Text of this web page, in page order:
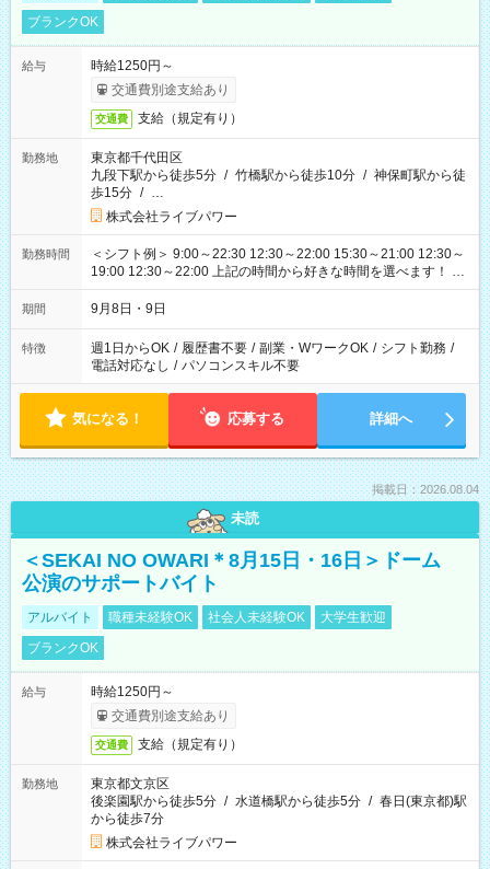
ブランクOK
給与
時給1250円～
交通費別途支給あり
交通費 支給（規定有り）
勤務地
東京都千代田区
九段下駅から徒歩5分 / 竹橋駅から徒歩10分 / 神保町駅から徒
歩15分 / …
株式会社ライブパワー
勤務時間
＜シフト例＞ 9:00～22:30 12:30～22:00 15:30～21:00 12:30～
19:00 12:30～22:00 上記の時間から好きな時間を選べます！ ※
時間は変更となる可能性があります
期間 9月8日・9日
特徴 週1日からOK / 履歴書不要 / 副業・WワークOK / シフト勤務 /
電話対応なし / パソコンスキル不要
気になる！ 応募する 詳細へ
掲載日：2026.08.04
未読
＜SEKAI NO OWARI＊8月15日・16日＞ドーム
公演のサポートバイト
アルバイト 職種未経験OK 社会人未経験OK
大学生歓迎
ブランクOK
給与
時給1250円～
交通費別途支給あり
交通費 支給（規定有り）
勤務地
東京都文京区
後楽園駅から徒歩5分 / 水道橋駅から徒歩5分 / 春日(東京都)駅
から徒歩7分
株式会社ライブパワー